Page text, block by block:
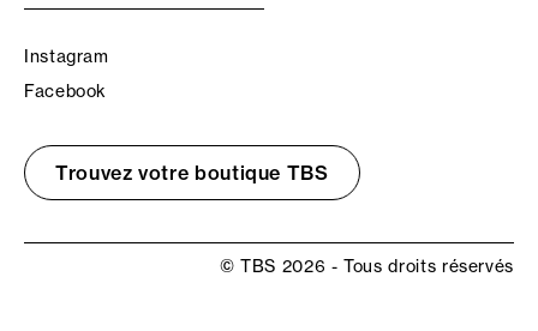
Instagram
Facebook
Trouvez votre boutique TBS
© TBS 2026 - Tous droits réservés